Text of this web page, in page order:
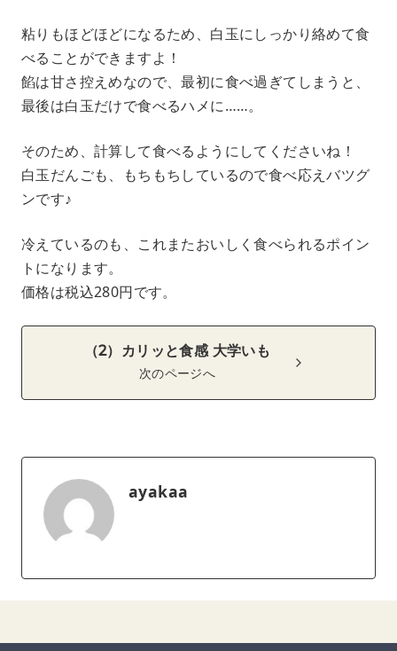
粘りもほどほどになるため、白玉にしっかり絡めて食
べることができますよ！
餡は甘さ控えめなので、最初に食べ過ぎてしまうと、
最後は白玉だけで食べるハメに……。
そのため、計算して食べるようにしてくださいね！
白玉だんごも、もちもちしているので食べ応えバツグ
ンです♪
冷えているのも、これまたおいしく食べられるポイン
トになります。
価格は税込280円です。
（2）カリッと食感 大学いも
次のページへ
ayakaa